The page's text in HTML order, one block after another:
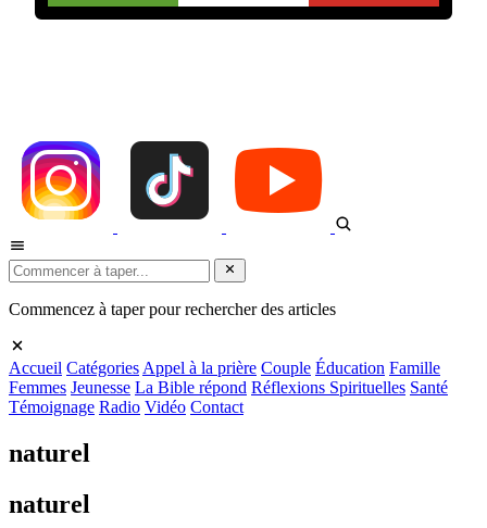
Commencez à taper pour rechercher des articles
Accueil Catégories Appel à la prière Couple Éducation Famille
Femmes Jeunesse La Bible répond Réflexions Spirituelles Santé
Témoignage Radio Vidéo Contact
naturel
naturel